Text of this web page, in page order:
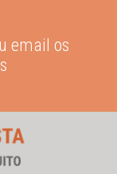
email os